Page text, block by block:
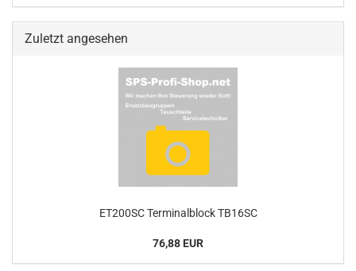
Zuletzt angesehen
ET200SC Terminalblock TB16SC
76,88 EUR